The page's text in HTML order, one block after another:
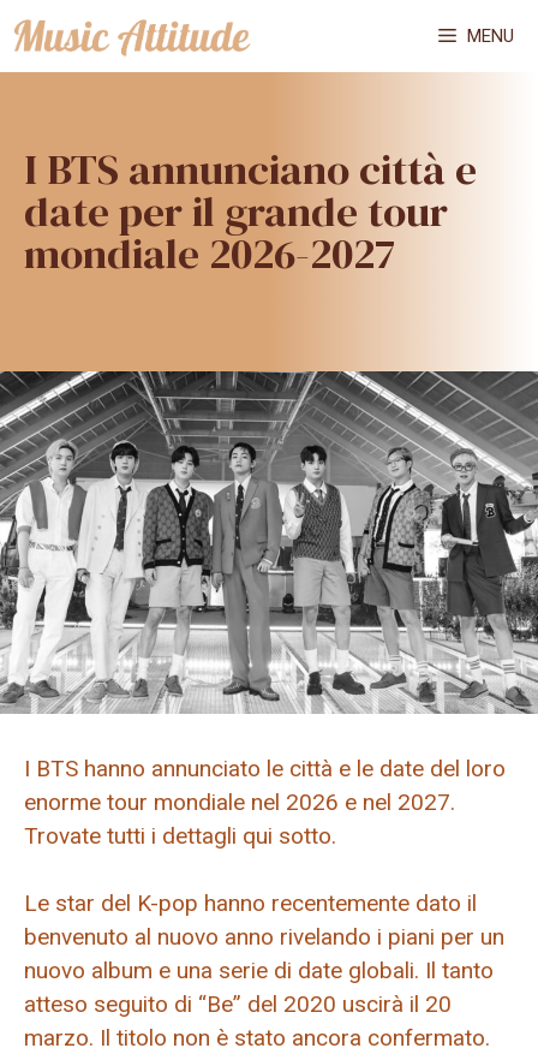
Vai
al
MENU
I BTS annunciano città e
date per il grande tour
mondiale 2026-2027
I BTS hanno annunciato le città e le date del loro
enorme tour mondiale nel 2026 e nel 2027.
Trovate tutti i dettagli qui sotto.
Le star del K-pop hanno recentemente dato il
benvenuto al nuovo anno rivelando i piani per un
nuovo album e una serie di date globali. Il tanto
atteso seguito di “Be” del 2020 uscirà il 20
marzo. Il titolo non è stato ancora confermato.